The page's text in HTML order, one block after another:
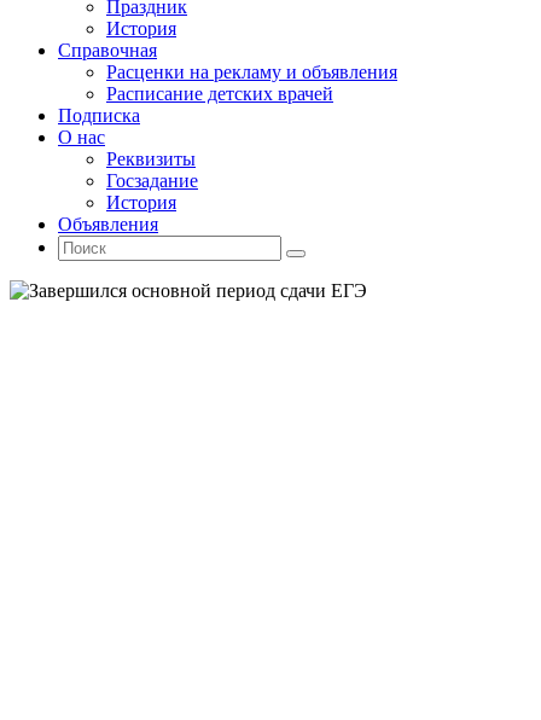
Праздник
История
Справочная
Расценки на рекламу и объявления
Расписание детских врачей
Подписка
О нас
Реквизиты
Госзадание
История
Объявления
Поиск
Искать:
Поиск